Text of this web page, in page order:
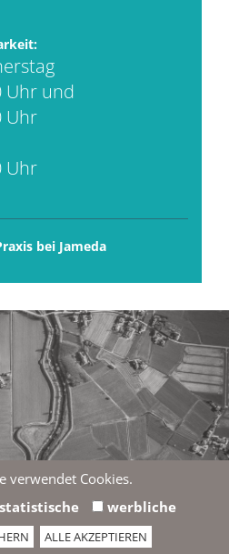
Uhr und
Uhr
Uhr
bei Jameda
externe Karte von Google
Einverstanden?
anzeigen
verwendet Cookies.
statistische werbliche
ALLE AKZEPTIEREN